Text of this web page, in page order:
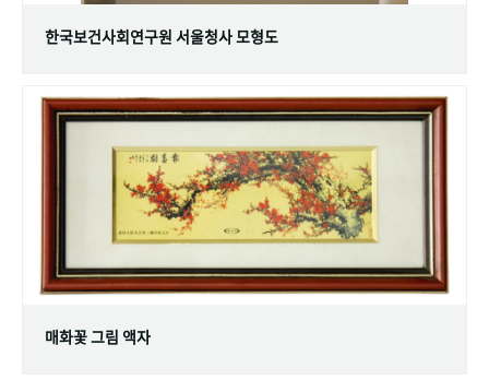
한국보건사회연구원 서울청사 모형도
매화꽃 그림 액자